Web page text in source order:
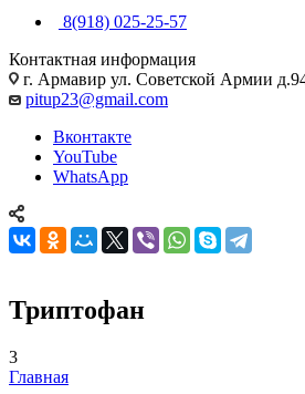
8(918) 025-25-57
Контактная информация
г. Армавир ул. Советской Армии
pitup23@gmail.com
Вконтакте
YouTube
WhatsApp
Триптофан
3
Главная